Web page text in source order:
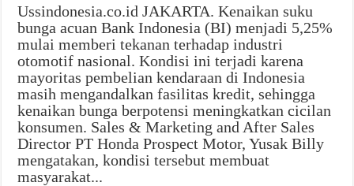
Ussindonesia.co.id JAKARTA. Kenaikan suku
bunga acuan Bank Indonesia (BI) menjadi 5,25%
mulai memberi tekanan terhadap industri
otomotif nasional. Kondisi ini terjadi karena
mayoritas pembelian kendaraan di Indonesia
masih mengandalkan fasilitas kredit, sehingga
kenaikan bunga berpotensi meningkatkan cicilan
konsumen. Sales & Marketing and After Sales
Director PT Honda Prospect Motor, Yusak Billy
mengatakan, kondisi tersebut membuat
masyarakat...